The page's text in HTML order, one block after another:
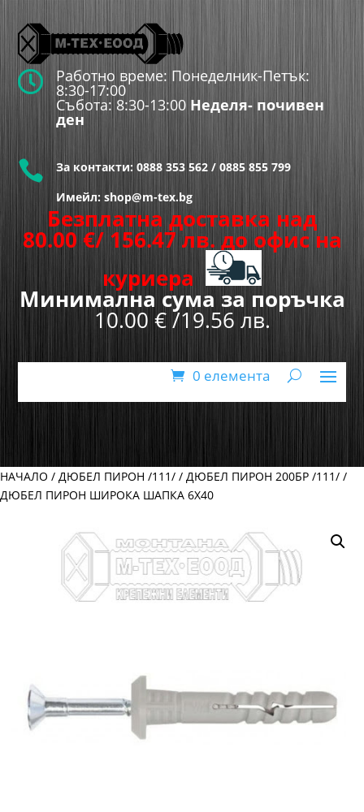
 Работно време: Понеделник-Петък:
8:30-17:00
Събота: 8:30-13:00 Неделя- почивен
ден
 За контакти: 0888 353 562 / 0885 855 799
Имейл: shop@m-tex.bg
Безплатна доставка над
80.00 €/ 156.47 лв. до офис на
куриера
Минимална сума за поръчка
10.00 € /19.56 лв.
0 елемента
НАЧАЛО / ДЮБЕЛ ПИРОН /111/ / ДЮБЕЛ ПИРОН 200БР /111/ /
ДЮБЕЛ ПИРОН ШИРОКА ШАПКА 6Х40